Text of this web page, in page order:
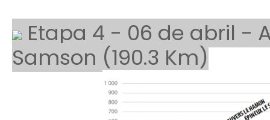
Etapa 4 - 06 de abril -
Samson (190.3 Km)